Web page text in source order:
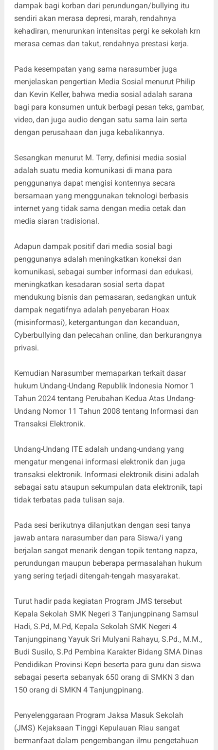
dampak bagi korban dari perundungan/bullying itu
sendiri akan merasa depresi, marah, rendahnya
kehadiran, menurunkan intensitas pergi ke sekolah krn
merasa cemas dan takut, rendahnya prestasi kerja.
Pada kesempatan yang sama narasumber juga
menjelaskan pengertian Media Sosial menurut Philip
dan Kevin Keller, bahwa media sosial adalah sarana
bagi para konsumen untuk berbagi pesan teks, gambar,
video, dan juga audio dengan satu sama lain serta
dengan perusahaan dan juga kebalikannya.
Sesangkan menurut M. Terry, definisi media sosial
adalah suatu media komunikasi di mana para
penggunanya dapat mengisi kontennya secara
bersamaan yang menggunakan teknologi berbasis
internet yang tidak sama dengan media cetak dan
media siaran tradisional.
Adapun dampak positif dari media sosial bagi
penggunanya adalah meningkatkan koneksi dan
komunikasi, sebagai sumber informasi dan edukasi,
meningkatkan kesadaran sosial serta dapat
mendukung bisnis dan pemasaran, sedangkan untuk
dampak negatifnya adalah penyebaran Hoax
(misinformasi), ketergantungan dan kecanduan,
Cyberbullying dan pelecahan online, dan berkurangnya
privasi.
Kemudian Narasumber memaparkan terkait dasar
hukum Undang-Undang Republik Indonesia Nomor 1
Tahun 2024 tentang Perubahan Kedua Atas Undang-
Undang Nomor 11 Tahun 2008 tentang Informasi dan
Transaksi Elektronik.
Undang-Undang ITE adalah undang-undang yang
mengatur mengenai informasi elektronik dan juga
transaksi elektronik. Informasi elektronik disini adalah
sebagai satu ataupun sekumpulan data elektronik, tapi
tidak terbatas pada tulisan saja.
Pada sesi berikutnya dilanjutkan dengan sesi tanya
jawab antara narasumber dan para Siswa/i yang
berjalan sangat menarik dengan topik tentang napza,
perundungan maupun beberapa permasalahan hukum
yang sering terjadi ditengah-tengah masyarakat.
Turut hadir pada kegiatan Program JMS tersebut
Kepala Sekolah SMK Negeri 3 Tanjungpinang Samsul
Hadi, S.Pd, M.Pd, Kepala Sekolah SMK Negeri 4
Tanjungpinang Yayuk Sri Mulyani Rahayu, S.Pd., M.M.,
Budi Susilo, S.Pd Pembina Karakter Bidang SMA Dinas
Pendidikan Provinsi Kepri beserta para guru dan siswa
sebagai peserta sebanyak 650 orang di SMKN 3 dan
150 orang di SMKN 4 Tanjungpinang.
Penyelenggaraan Program Jaksa Masuk Sekolah
(JMS) Kejaksaan Tinggi Kepulauan Riau sangat
bermanfaat dalam pengembangan ilmu pengetahuan